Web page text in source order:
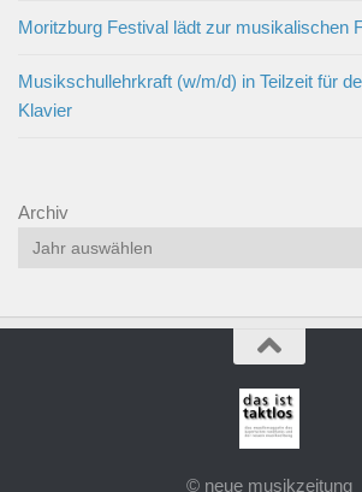
Moritzburg Festival lädt zur musikalischen
Musikschullehrkraft (w/m/d) in Teilzeit für
Klavier
Archiv
© neue musikzeitung